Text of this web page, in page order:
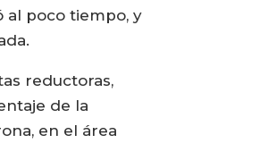
al poco tiempo, y
reductoras,
de la
en el área